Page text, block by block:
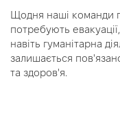
Щодня наші команди
потребують
навіть гуманітарна
залишається
та здоров'я.